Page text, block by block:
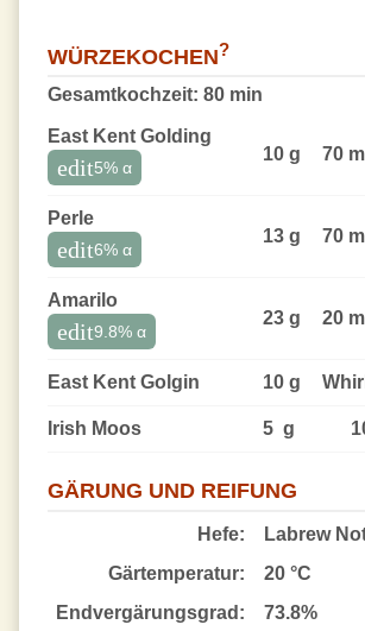
WÜRZEKOCHEN?
Gesamtkochzeit: 80 min
East Kent Golding
edit5% α
10 g 70
Perle
edit6% α
13 g 70
Amarilo
edit9.8% α
23 g 20
East Kent Golgin 10 g
Irish Moos 5 g
GÄRUNG UND REIFUNG
Hefe:
Labrew
Gärtemperatur:
20 °C
End­vergärungsgrad:
73.8%